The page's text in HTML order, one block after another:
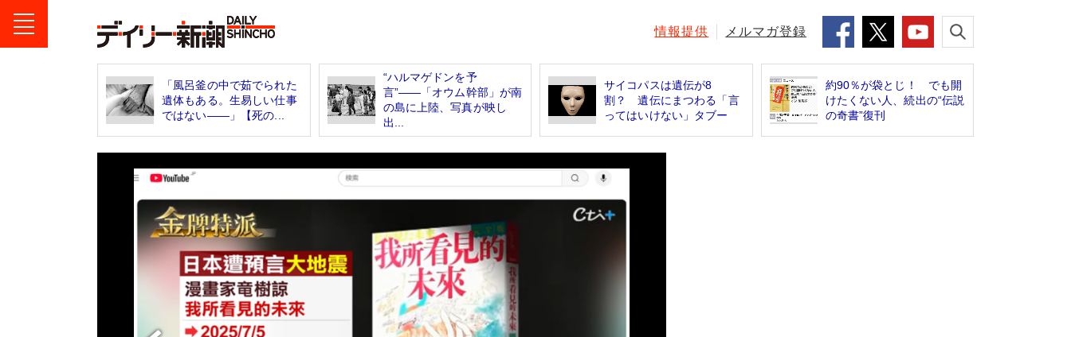
情報提供 メルマガ登録
「風呂釜の中で茹でられた
遺体もある。生易しい仕事
ではない――」【死の...
“ハルマゲドンを予
言”――「オウム幹部」が南
の島に上陸、写真が映し
出...
サイコパスは遺伝が8
割？ 遺伝にまつわる「言
ってはいけない」タブー
約90％が袋とじ！ でも開
けたくない人、続出の“伝説
の奇書”復刊